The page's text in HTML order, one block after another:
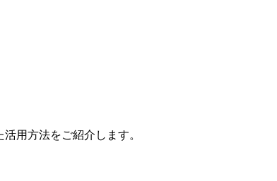
用方法をご紹介します。